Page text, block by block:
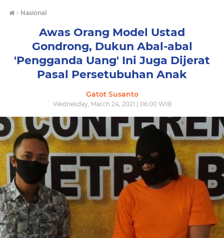
› Nasional
Awas Orang Model Ustad
Gondrong, Dukun Abal-abal
'Pengganda Uang' Ini Juga Dijerat
Pasal Persetubuhan Anak
Gatot Susanto
Wednesday, March 24, 2021 | 06:00 WIB